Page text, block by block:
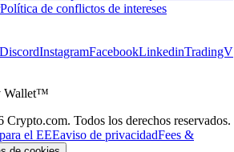
Política de conflictos de intereses
DiscordInstagramFacebookLinkedinTradingV
Wallet™
Todos los derechos reservados.
el EEEaviso de privacidadFees &